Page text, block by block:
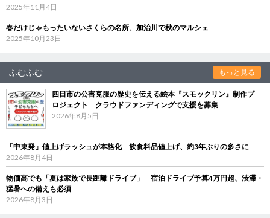
2025年11月4日
春だけじゃもったいないさくらの名所、加治川で秋のマルシェ
2025年10月23日
ふむふむ もっと見る
四日市の公害克服の歴史を伝える絵本『スモックリン』制作プ
ロジェクト クラウドファンディングで支援を募集
2026年8月5日
「中東発」値上げラッシュが本格化 飲食料品値上げ、約3年ぶりの多さに
2026年8月4日
物価高でも「夏は家族で長距離ドライブ」 宿泊ドライブ予算4万円超、渋滞・
猛暑への備えも必須
2026年8月3日